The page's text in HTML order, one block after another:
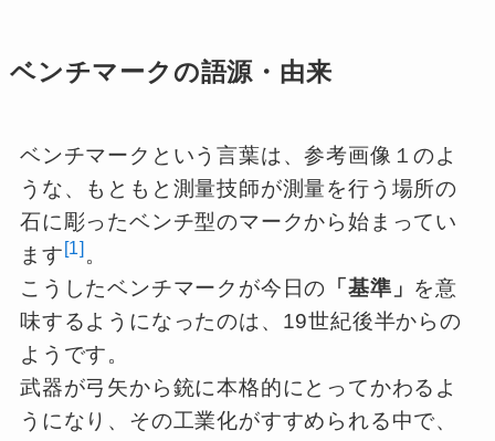
ベンチマークの語源・由来
ベンチマークという言葉は、参考画像１のよ
うな、もともと測量技師が測量を行う場所の
石に彫ったベンチ型のマークから始まってい
ます [1] 。
こうしたベンチマークが今日の 「基準」 を意
味するようになったのは、19世紀後半からの
ようです。
武器が弓矢から銃に本格的にとってかわるよ
うになり、その工業化がすすめられる中で、